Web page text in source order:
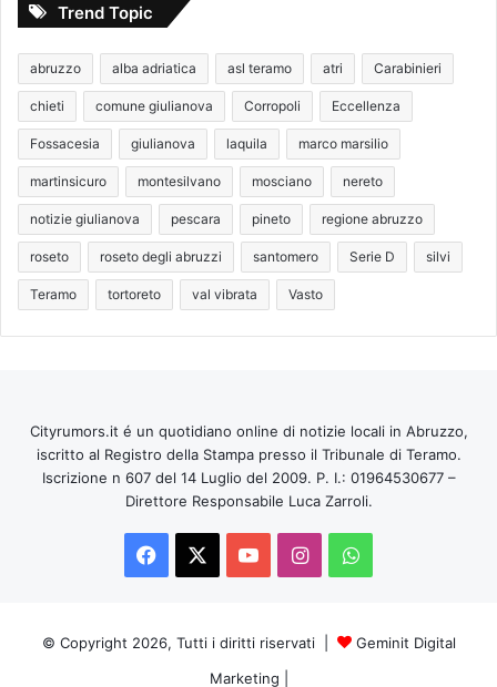
Trend Topic
abruzzo alba adriatica asl teramo atri Carabinieri
chieti comune giulianova Corropoli Eccellenza
Fossacesia giulianova laquila marco marsilio
martinsicuro montesilvano mosciano nereto
notizie giulianova pescara pineto regione abruzzo
roseto roseto degli abruzzi santomero Serie D silvi
Teramo tortoreto val vibrata Vasto
Cityrumors.it é un quotidiano online di notizie locali in Abruzzo,
iscritto al Registro della Stampa presso il Tribunale di Teramo.
Iscrizione n 607 del 14 Luglio del 2009. P. I.: 01964530677 –
Direttore Responsabile Luca Zarroli.
Facebook
You InstagramWhatsApp
© Copyright 2026, Tutti i diritti riservati |
Geminit Digital
Marketing